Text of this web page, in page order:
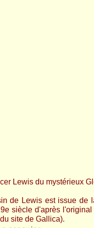
Lewis du mystérieux
de Lewis est issue de
siècle d'après
site de Gallica).